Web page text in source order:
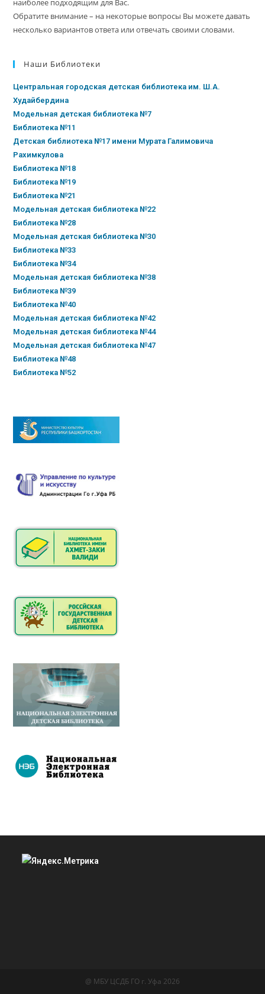
наиболее подходящим для Вас.
Обратите внимание – на некоторые вопросы Вы можете давать
несколько вариантов ответа или отвечать своими словами.
Наши Библиотеки
Центральная городская детская библиотека им. Ш.А.
Худайбердина
Модельная детская библиотека №7
Библиотека №11
Детская библиотека №17 имени Мурата Галимовича
Рахимкулова
Библиотека №18
Библиотека №19
Библиотека №21
Модельная детская библиотека №22
Библиотека №28
Модельная детская библиотека №30
Библиотека №33
Библиотека №34
Модельная детская библиотека №38
Библиотека №39
Библиотека №40
Модельная детская библиотека №42
Модельная детская библиотека №44
Модельная детская библиотека №47
Библиотека №48
Библиотека №52
@ МБУ ЦСДБ ГО г. Уфа 2026